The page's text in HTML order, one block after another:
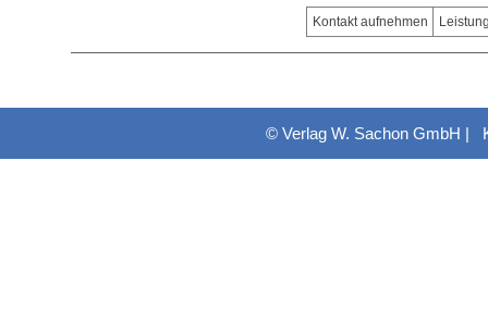
Kontakt aufnehmen
© Verlag W. Sachon GmbH |